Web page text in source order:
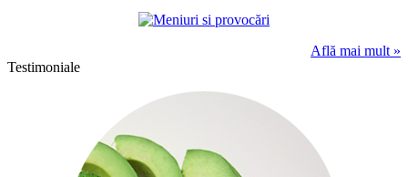
Află mai mult »
Testimoniale